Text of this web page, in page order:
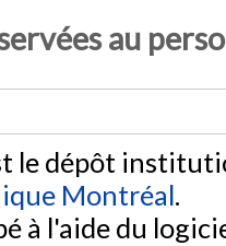
au
le dépôt
Montréal.
à l'aide du